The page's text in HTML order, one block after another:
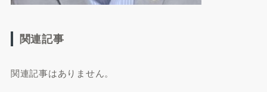
関連記事
関連記事はありません。